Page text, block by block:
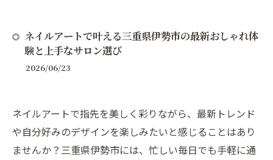
ネイルアートで叶える三重県伊勢市の最新おしゃれ体
験と上手なサロン選び
2026/06/23
ネイルアートで指先を美しく彩りながら、最新トレンド
や自分好みのデザインを楽しみたいと感じることはあり
ませんか？三重県伊勢市には、忙しい毎日でも手軽に通